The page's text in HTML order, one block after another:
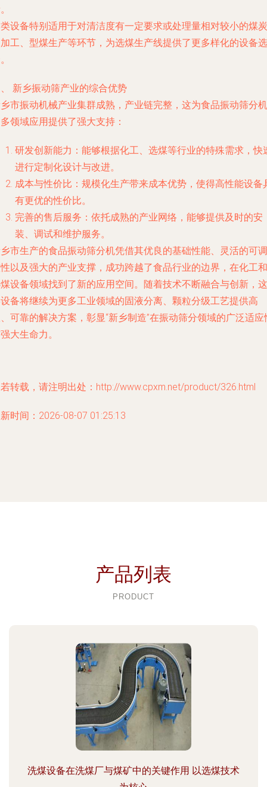
设备特别适用于对清洁度有一定要求或处理量相对较小的煤炭
工、型煤生产等环节，为选煤生产线提供了更多样化的设备选
新乡振动筛产业的综合优势
市振动机械产业集群成熟，产业链完整，这为食品振动筛分机
领域应用提供了强大支持：
研发创新能力：能够根据化工、选煤等行业的特殊需求，快
进行定制化设计与改进。
成本与性价比：规模化生产带来成本优势，使得高性能设备
有更优的性价比。
完善的售后服务：依托成熟的产业网络，能够提供及时的安
装、调试和维护服务。
市生产的食品振动筛分机凭借其优良的基础性能、灵活的可调
以及强大的产业支撑，成功跨越了食品行业的边界，在化工和
设备领域找到了新的应用空间。随着技术不断融合与创新，这
备将继续为更多工业领域的固液分离、颗粒分级工艺提供高
可靠的解决方案，彰显“新乡制造”在振动筛分领域的广泛适应
大生命力。
转载，请注明出处：http://www.cpxm.net/product/326.html
时间：2026-08-07 01:25:13
产品列表
PRODUCT
洗煤设备在洗煤厂与煤矿中的关键作用 以选煤技术